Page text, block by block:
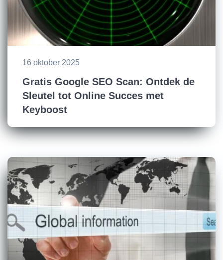
16 oktober 2025
Gratis Google SEO Scan: Ontdek de
Sleutel tot Online Succes met
Keyboost